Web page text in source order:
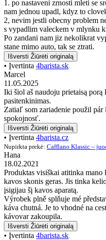
1. po nastaveni zrnosti mleti se
nam jednou upadl, kdyz to
2, nevim jestli obecny problem
s vypadlim valeckem v mlynku
Po zandani nam jiz nekolikrat
stane mimo auto, tak se ztrati.
Išversti Žiūrėti originalą
• Įvertinta 4barista.sk
Marcel
11.05.2025
Iki šiol aš naudoju prietaisą porą
pasitenkinimas.
Zatiaľ som zariadenie použil pár
spokojnosť.
Išversti Žiūrėti originalą
• Įvertinta 4barista.cz
Nupirkta prekė: Cafflano Klassic –
Hana
18.02.2021
Produktas visiškai atitinka
kavos skonis geras. Jis tinka
įsigijau šį kavos aparatą.
Výrobek plně splňuje mé
káva chutná. Je to vhodné na
kávovar zakoupila.
Išversti Žiūrėti originalą
• Įvertinta 4barista.sk